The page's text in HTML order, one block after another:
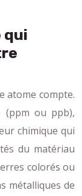
qui
atome compte.
(ppm ou ppb),
chimique qui
du matériau
colorés ou
métalliques de